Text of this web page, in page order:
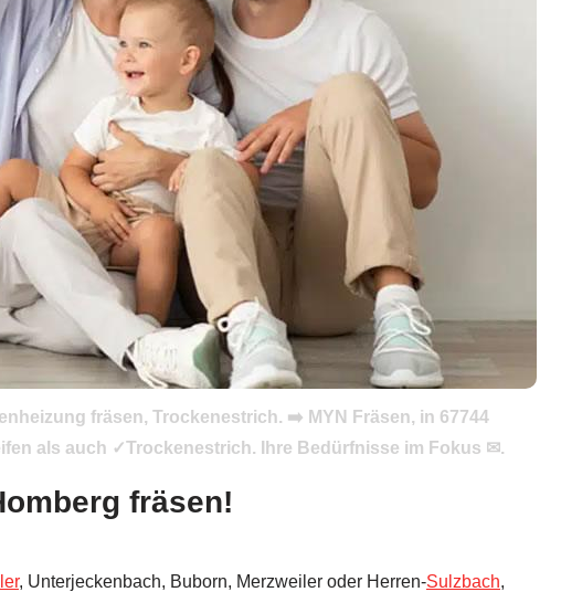
fräsen, Trockenestrich. ➡️ MYN Fräsen, in 67744
als auch ✓Trockenestrich. Ihre Bedürfnisse im Fokus ✉.
fräsen!
, Unterjeckenbach, Buborn, Merzweiler oder Herren-Sulzbach,